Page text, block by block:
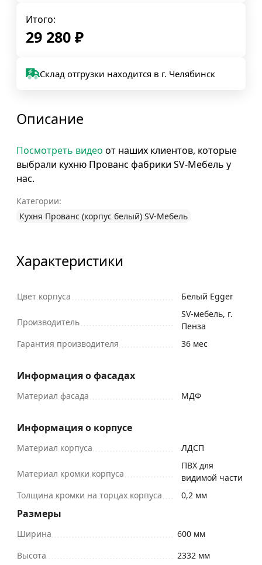
Итого:
29 280 ₽
Склад отгрузки находится в г. Челябинск
Описание
Посмотреть видео от наших клиентов, которые
выбрали кухню Прованс фабрики SV-Мебель у
нас.
Категории:
Кухня Прованс (корпус белый) SV-Мебель
Характеристики
Цвет корпуса Белый Egger
Производитель
SV-мебель, г.
Пенза
Гарантия производителя
36 мес
Информация о фасадах
Материал фасада МДФ
Информация о корпусе
Материал корпуса ЛДСП
Материал кромки корпуса
ПВХ для
видимой части
Толщина кромки на торцах корпуса
0,2 мм
Размеры
Ширина
600 мм
Высота
2332 мм